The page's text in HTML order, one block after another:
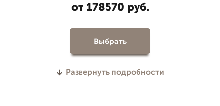
от 178570 руб.
Выбрать
Развернуть подробности